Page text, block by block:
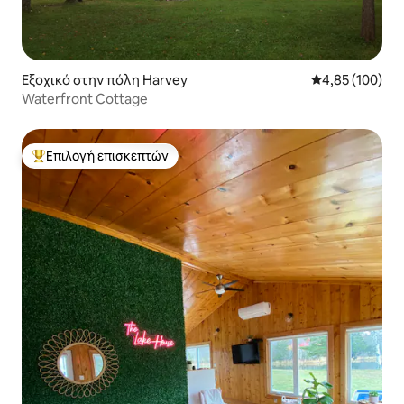
Εξοχικό στην πόλη Harvey Μέση
4,85 (100)
Waterfront Cottage
Κορυφαία επιλογή επισκεπτών
Επιλογή επισκεπτών